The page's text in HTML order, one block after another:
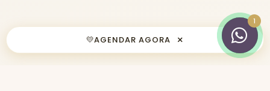
💛AGENDAR AGORA ×